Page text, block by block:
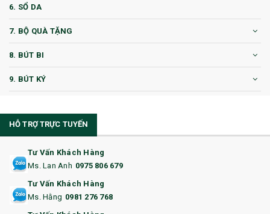
6. SỔ DA
7. BỘ QUÀ TẶNG
8. BÚT BI
9. BÚT KÝ
11. CỐC/BÌNH GIỮ NHIỆT
12. BÌNH NƯỚC
14. HỘP/VÍ ĐỰNG NAMECARD
HỖ TRỢ TRỰC TUYẾN
Tư Vấn Khách Hàng
Ms. Lan Anh 0975 806 679
Tư Vấn Khách Hàng
Ms. Hằng 0981 276 768